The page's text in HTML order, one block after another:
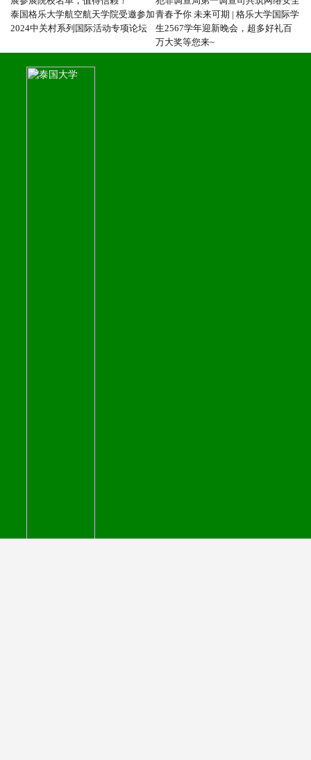
泰国格乐大学航空航天学院受邀参加
2024中关村系列国际活动专项论坛
青春予你 未来可期 | 格乐大学国际学
生2567学年迎新晚会，超多好礼百
万大奖等您来~